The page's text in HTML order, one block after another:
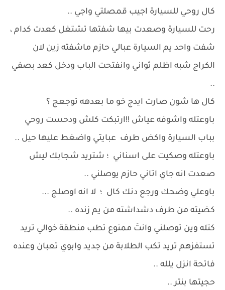
كال روحي للسيارة اجيب قمصلتي واجي ..
رحت للسيارة وصعدت بيها شفتها تشتغل كعدت كدام ،
شفت واحد يم السيارة عبالي حازم ماشفته زين لان
الكراج شبه اظلم ثواني وانفتحت الباب ودخل كعد بصفي
..
كال ها شون صارت ايدج خو ما بعدهه توجعج ؟
باوعتله واشوفه عياش !!ارتبكت كلش ودحست روحي
بباب السيارة واكض طرف عبايتي واضغط عليها حيل ..
باوعتله وصكيت على اسناني ؛ شتريد شجابك ليش
صعدت انه جاي اتاني حازم يوصلني ..
باوعلي وضحك ورجع دنك كال ؛ لا انه اوصلج ...
كضيته من طرف دشداشته من يم زنده ..
كتله وين توصلني وانتَ ممنوع تطب منطقة خوالي تريد
تستفزهم تريد تكب الطلابة من جديد وابوي تعبان وعنده
فاتحة انزل يلله ..
حجيتها بنتر ..